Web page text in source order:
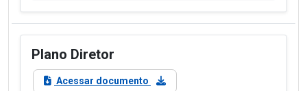
Plano Diretor
Acessar documento